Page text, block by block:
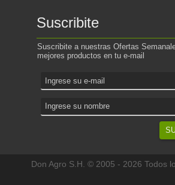
Suscribite
Suscribite a nuestras Ofertas
mejores productos en tu e-mail
Don Agro S.H. © 2005 - 2026 Todos